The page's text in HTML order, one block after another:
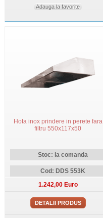
Adauga la favorite
Hota inox prindere in perete fara
filtru 550x117x50
Stoc: la comanda
Cod: DDS 553K
1.242,00 Euro
DETALII PRODUS